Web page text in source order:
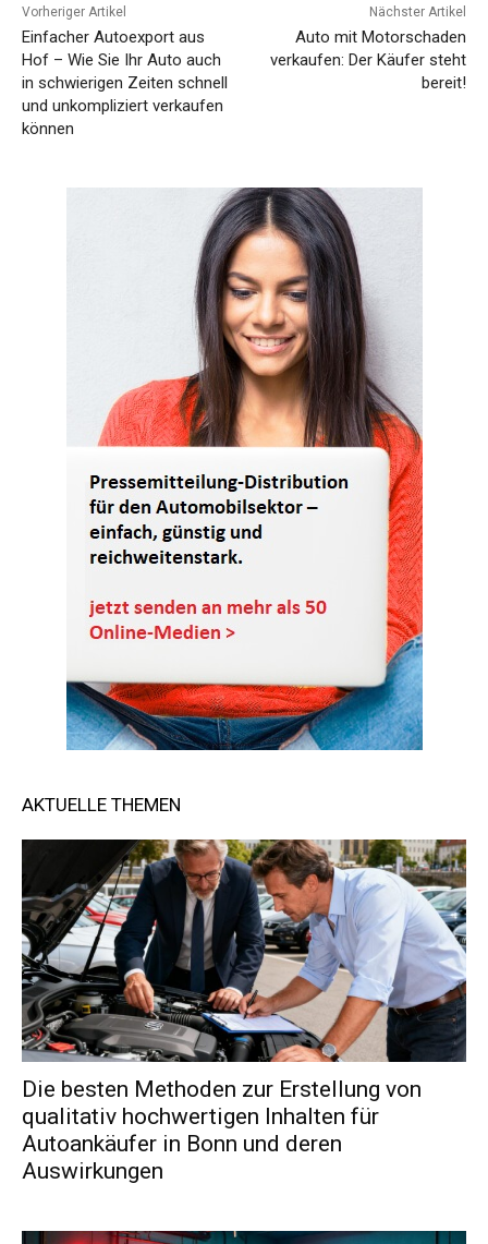
Vorheriger Artikel
Einfacher Autoexport aus
Hof – Wie Sie Ihr Auto auch
in schwierigen Zeiten schnell
und unkompliziert verkaufen
können
Nächster Artikel
Auto mit Motorschaden
verkaufen: Der Käufer steht
bereit!
AKTUELLE THEMEN
Die besten Methoden zur Erstellung von
qualitativ hochwertigen Inhalten für
Autoankäufer in Bonn und deren
Auswirkungen